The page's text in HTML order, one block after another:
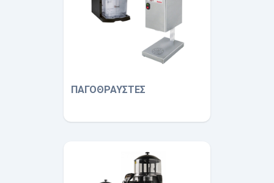
ΠΑΓΟΘΡΑΥΣΤΕΣ